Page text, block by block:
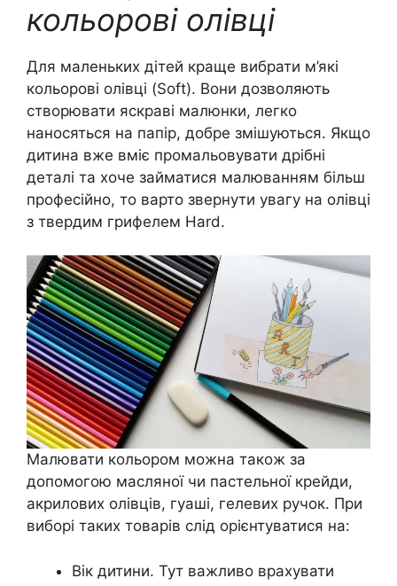
кольорові олівці
Для маленьких дітей краще вибрати м’які
кольорові олівці (Soft). Вони дозволяють
створювати яскраві малюнки, легко
наносяться на папір, добре змішуються. Якщо
дитина вже вміє промальовувати дрібні
деталі та хоче займатися малюванням більш
професійно, то варто звернути увагу на олівці
з твердим грифелем Hard.
Малювати кольором можна також за
допомогою масляної чи пастельної крейди,
акрилових олівців, гуаші, гелевих ручок. При
виборі таких товарів слід орієнтуватися на:
Вік дитини. Тут важливо врахувати